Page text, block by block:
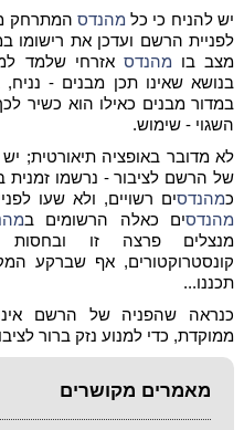
יש להניח כי כל מהנדס המתרחק
לפניית הרשם ועדכן את רישומו
מצב בו מהנדס אזרחי שלמד
בנושא שאינו תכן מבנים -
במדור מבנים כאילו הוא כשיר
השגוי - שימוש.
לא מדובר באופציה תיאורטית;
של הרשם לציבור - נרשמו זמנית
כמהנדסים רשויים, ולא שעו
מהנדסים כאלה הרשומים ב
מנצלים פרצה זו ובחסות
קונסטרוקטורים, אף שברקע
תכננו...
כנראה שהפניה של הרשם
ממוקדת, כדי למנוע נזק ברור
מאמרים מקושרים